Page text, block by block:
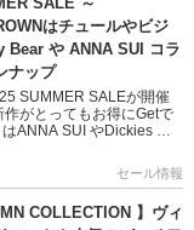
はチュールやビジ
Bear や ANNA SUI コラ
ナップ
SUMMER SALEが開催
がとってもお得にGetで
ANNA SUI やDickies の
セール情報
COLLECTION 】ヴィ